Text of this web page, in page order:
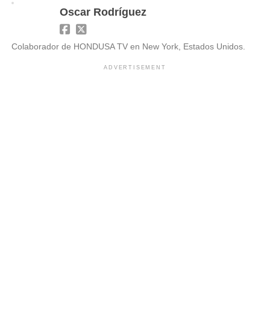
Oscar Rodríguez
Colaborador de HONDUSA TV en New York, Estados Unidos.
ADVERTISEMENT